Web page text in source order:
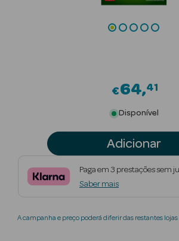
Beauty Season
Beauty Season
€64 41
Disponível
Adicionar
Paga em 3 prestações sem
Saber mais
A campanha e preço poderá diferir das restantes lojas